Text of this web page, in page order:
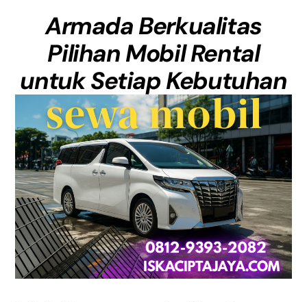
Armada Berkualitas
Pilihan Mobil Rental
untuk Setiap Kebutuhan